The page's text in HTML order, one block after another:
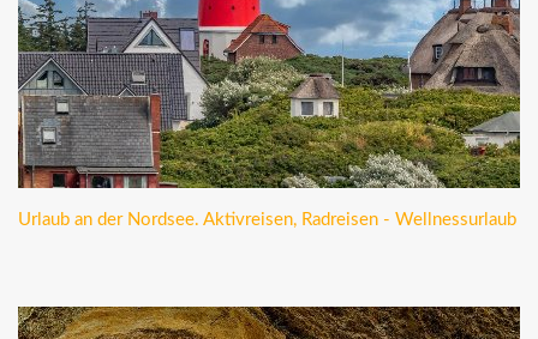
Urlaub an der Nordsee. Aktivreisen, Radreisen - Wellnessurlaub